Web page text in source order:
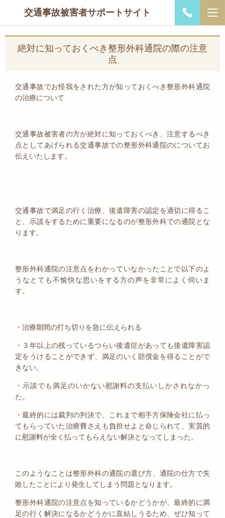
交通事故被害者サポートサイト
絶対に知っておくべき整形外科通院の際の注意
点
交通事故でお怪我をされた方が知っておくべき整形外科通院
の治療について
交通事故被害者の方が絶対に知っておくべき、注意するべき
点としてあげられる交通事故での整形外科通院のについてお
伝えいたします。
交通事故で満足の行く治療、後遺障害の認定を適切に得るこ
と、示談をするために重要になるのが整形外科での通院とな
ります。
整形外科通院の注意点をわかっていなかったことで以下のよ
うなとても不愉快な思いをする方の声を非常によく伺いま
す。
・治療期間の打ち切りを急に伝えられる
・３年以上の残っているつらい後遺症があっても後遺障害認
定をうけることができず、満足のいく賠償金を得ることがで
きない。
・示談でも満足のいかない慰謝料の支払いしかされなかっ
た。
・最終的には裁判の判決で、これまで相手方保険会社に払っ
てもらっていた治療費さえも負担せよと命じられて、実質的
に慰謝料が全く払ってもらえない解決となってしまった。
このようなことは整形外科の通院の選び方、通院の仕方で失
敗したことにより発生してしまう問題となります。
整形外科通院の注意点を知っているかどうかが、最終的に満
足の行く解決になるかどうかに直結しうるため、ぜひ知って